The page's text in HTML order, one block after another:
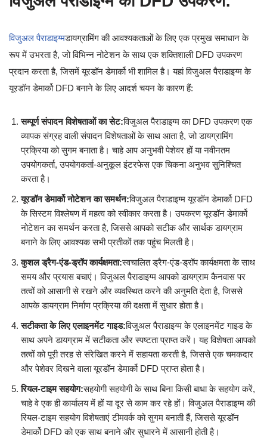
विजुअल पैराडाइग्मडायग्रामिंग की आवश्यकताओं के लिए एक प्रमुख समाधान के
रूप में उभरता है, जो विभिन्न नोटेशन के साथ एक शक्तिशाली DFD उपकरण
प्रदान करता है, जिसमें यूरडॉन डेमार्को भी शामिल है। यहां विजुअल पैराडाइग्म के
यूरडॉन डेमार्को DFD बनाने के लिए आदर्श चयन के कारण हैं:
सम्पूर्ण संपादन विशेषताओं का सेट:विजुअल पैराडाइग्म का DFD उपकरण एक
व्यापक संग्रह वाली संपादन विशेषताओं के साथ आता है, जो डायग्रामिंग
प्रक्रिया को सुगम बनाता है। चाहे आप अनुभवी पेशेवर हों या नवीनतम
उपयोगकर्ता, उपयोगकर्ता-अनुकूल इंटरफेस एक चिकना अनुभव सुनिश्चित
करता है।
यूरडॉन डेमार्को नोटेशन का समर्थन:विजुअल पैराडाइग्म यूरडॉन डेमार्को DFD
के सिस्टम विश्लेषण में महत्व को स्वीकार करता है। उपकरण यूरडॉन डेमार्को
नोटेशन का समर्थन करता है, जिससे आपको सटीक और सार्थक डायग्राम
बनाने के लिए आवश्यक सभी प्रतीकों तक पहुंच मिलती है।
कुशल ड्रैग-एंड-ड्रॉप कार्यक्षमता:स्वचालित ड्रैग-एंड-ड्रॉप कार्यक्षमता के साथ
समय और प्रयास बचाएं। विजुअल पैराडाइग्म आपको डायग्राम कैनवास पर
तत्वों को आसानी से रखने और व्यवस्थित करने की अनुमति देता है, जिससे
आपके डायग्राम निर्माण प्रक्रिया की दक्षता में सुधार होता है।
सटीकता के लिए एलाइनमेंट गाइड:विजुअल पैराडाइग्म के एलाइनमेंट गाइड के
साथ अपने डायग्राम में सटीकता और स्पष्टता प्राप्त करें। यह विशेषता आपको
तत्वों को पूरी तरह से संरेखित करने में सहायता करती है, जिससे एक चमकदार
और पेशेवर दिखने वाला यूरडॉन डेमार्को DFD प्राप्त होता है।
रियल-टाइम सहयोग:सहयोगी सहयोगी के साथ बिना किसी बाधा के सहयोग करें,
चाहे वे एक ही कार्यालय में हों या दूर से काम कर रहे हों। विजुअल पैराडाइग्म की
रियल-टाइम सहयोग विशेषताएं टीमवर्क को सुगम बनाती हैं, जिससे यूरडॉन
डेमार्को DFD को एक साथ बनाने और सुधारने में आसानी होती है।